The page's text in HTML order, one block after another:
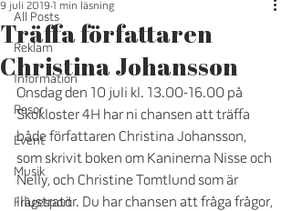
All Posts
Reklam
Information
Resor
Event
Musik
Frågesport
Träffa författaren
Christina Johansson
9 juli 2019 1 min läsning
Onsdag den 10 juli kl. 13.00-16.00 på
Skokloster 4H har ni chansen att träffa
både författaren Christina Johansson,
som skrivit boken om Kaninerna Nisse och
Nelly, och Christine Tomtlund som är
illustratör. Du har chansen att fråga frågor,